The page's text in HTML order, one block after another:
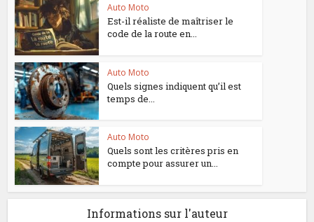
Auto Moto
Est-il réaliste de maîtriser le
code de la route en...
Auto Moto
Quels signes indiquent qu’il est
temps de...
Auto Moto
Quels sont les critères pris en
compte pour assurer un...
Informations sur l'auteur